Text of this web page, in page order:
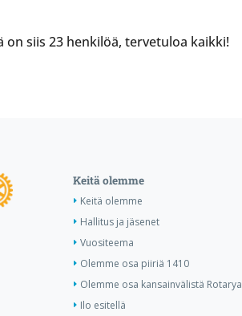
on siis 23 henkilöä, tervetuloa kaikki!
Keitä olemme
Keitä olemme
Hallitus ja jäsenet
Vuositeema
Olemme osa piiriä 1410
Olemme osa kansainvälistä Rotarya
Ilo esitellä